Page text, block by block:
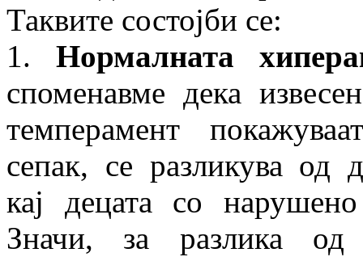
Таквите состојби се:
1.Нормалната
споменавме дека
темперамент
сепак, се разликува од
кај децата со
Значи, за разлика